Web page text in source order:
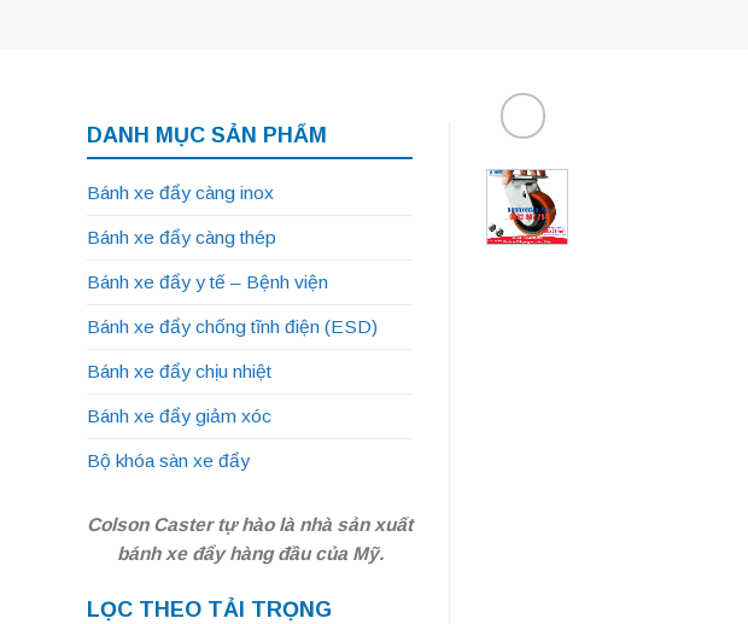
DANH MỤC SẢN PHẨM
Bánh xe đẩy càng inox
Bánh xe đẩy càng thép
Bánh xe đẩy y tế – Bệnh viện
Bánh xe đẩy chống tĩnh điện (ESD)
Bánh xe đẩy chịu nhiệt
Bánh xe đẩy giảm xóc
Bộ khóa sàn xe đẩy
Colson Caster tự hào là nhà sản xuất
bánh xe đẩy hàng đầu của Mỹ.
LỌC THEO TẢI TRỌNG